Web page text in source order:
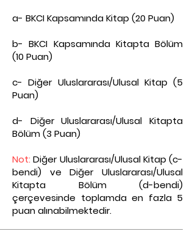
a- BKCI Kapsamında Kitap (20 Puan)
b- BKCI Kapsamında Kitapta Bölüm
(10 Puan)
c- Diğer Uluslararası/Ulusal Kitap (5
Puan)
d- Diğer Uluslararası/Ulusal Kitapta
Bölüm (3 Puan)
Not:Diğer Uluslararası/Ulusal Kitap (c-
bendi) ve Diğer Uluslararası/Ulusal
Kitapta Bölüm (d-bendi)
çerçevesinde toplamda en fazla 5
puan alınabilmektedir.